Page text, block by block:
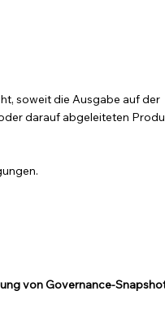
soweit die Ausgabe auf der
darauf abgeleiteten
von Governance-